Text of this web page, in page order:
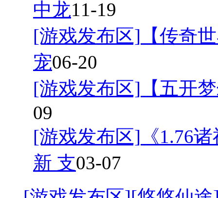
中龙11-19
[游戏发布区] 【传奇
宠06-20
[游戏发布区] 【五开
09
[游戏发布区] 《1.76
新 支03-07